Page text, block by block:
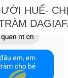
HUẾ-